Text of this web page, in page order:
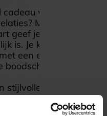
voor
Met de VVV
geef je een
is. Je kunt de kaart
een eigen foto,
stijlvolle verpakking,
envelop. Zo geef je
een blijvende